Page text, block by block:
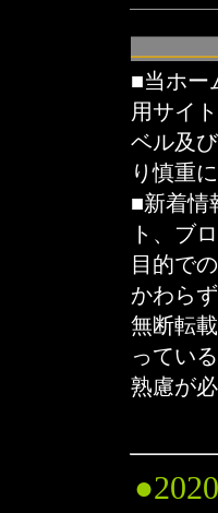
■当ホー
用サイ
ベル及
り慎重
■新着情
ト、ブ
目的で
かわら
無断転
ってい
熟慮が
●